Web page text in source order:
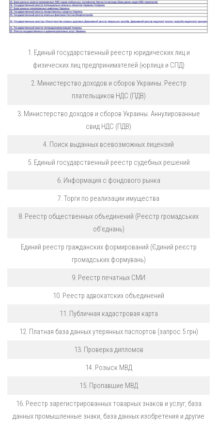
1. Единый государственный реестр юридических лиц и
физических лиц предпринимателей (юрлица и СПД)
2. Министерство доходов и сборов Украины. Реестр
плательщиков НДС (ПДВ)
3. Министерство доходов и сборов Украины. Аннулированные
свид НДС (ПДВ)
4. Поиск выданных всевозможных лицензий
5. Единый государственный реестр судебных решений
6. Информация с фондового рынка
7. Торги по реализации имущества
8. Реестр общественных объединений (Реєстр громадських
об’єднань)
Единий реестр гражданских формирований (Єдиний реєстр
громадських формувань)
9. Реестр печатных СМИ
10. Реестр адвокатских объединений
11. Публичная кадастровая карта
12. Платная база данных утерянных паспортов (запрос 5 грн)
13. Проверка дипломов
14. Розыск МВД
15. Пропавшие МВД
16. Реестр зарегистрированных товарных знаков и услуг, база
данных промышленные знаки, база данных изобретения и другие